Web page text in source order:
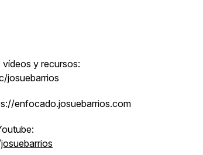
vídeos y recursos:
josuebarrios
enfocado.josuebarrios.com